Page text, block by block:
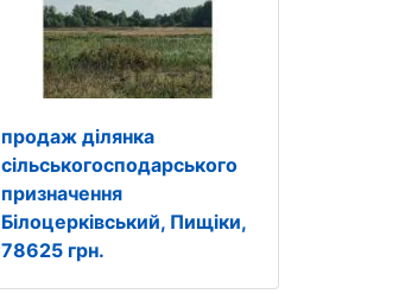
продаж ділянка
сільськогосподарського
призначення
Білоцерківський, Пищіки,
78625 грн.